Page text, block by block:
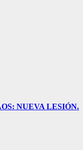
NUEVA LESIÓN.